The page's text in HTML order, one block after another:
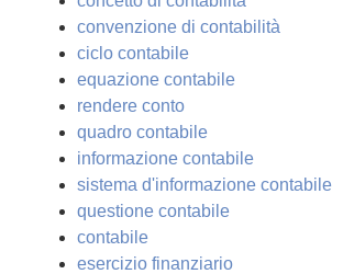
convenzione di contabilità
ciclo contabile
equazione contabile
rendere conto
quadro contabile
informazione contabile
sistema d'informazione contabile
questione contabile
contabile
esercizio finanziario